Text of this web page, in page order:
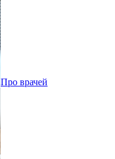
Про врачей